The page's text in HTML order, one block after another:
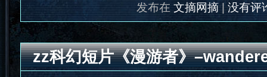
发布在 文摘网摘|没有评
zz科幻短片《漫游者》